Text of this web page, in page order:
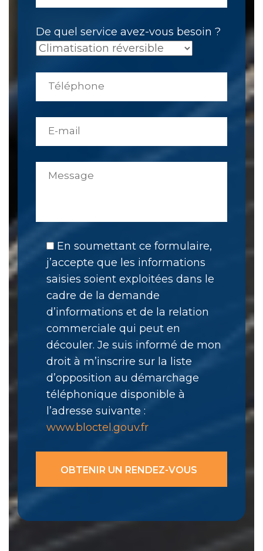
De quel service avez-vous besoin ?
En soumettant ce formulaire,
j’accepte que les informations
saisies soient exploitées dans le
cadre de la demande
d’informations et de la relation
commerciale qui peut en
découler. Je suis informé de mon
droit à m’inscrire sur la liste
d’opposition au démarchage
téléphonique disponible à
l’adresse suivante :
www.bloctel.gouv.fr